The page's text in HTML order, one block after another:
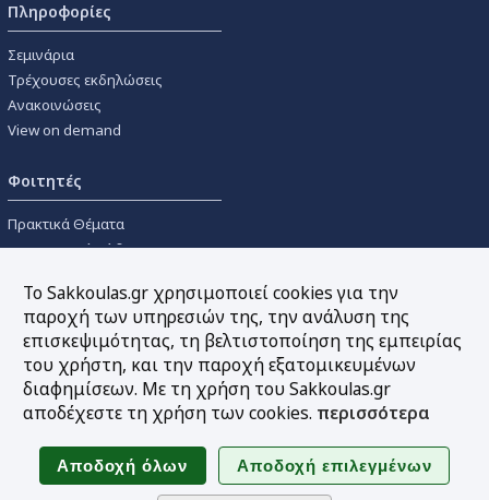
Πληροφορίες
Σεμινάρια
Τρέχουσες εκδηλώσεις
Ανακοινώσεις
View on demand
Φοιτητές
Πρακτικά Θέματα
Οικονομικοί Κώδικες
Συγγραμμάτων
Εργαλεία
Online υπολογισμός τόκων
Υπηρεσία Ηλεκτρονικής
Sitemap
Το Sakkoulas.gr χρησιμοποιεί cookies για την
παροχή των υπηρεσιών της, την ανάλυση της
επισκεψιμότητας, τη βελτιστοποίηση της εμπειρίας
του χρήστη, και την παροχή εξατομικευμένων
διαφημίσεων. Με τη χρήση του Sakkoulas.gr
αποδέχεστε τη χρήση των cookies. περισσότερα